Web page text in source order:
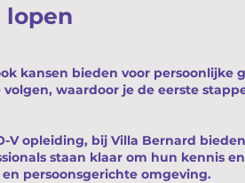
lopen
kansen bieden voor persoonlijke
waardoor je de eerste
V opleiding, bij Villa Bernard
staan klaar om hun kennis en
persoonsgerichte omgeving.